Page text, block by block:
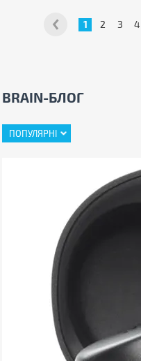
1 2 3 4
BRAIN-БЛОГ
ПОПУЛЯРНІ